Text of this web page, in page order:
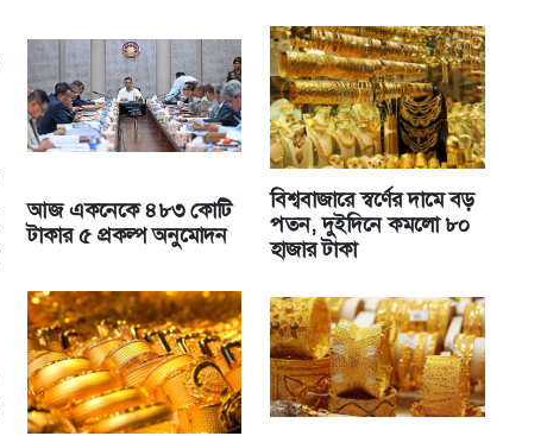
আজ একনেকে ৪৮৩ কোটি
টাকার ৫ প্রকল্প অনুমোদন
বিশ্ববাজারে স্বর্ণের দামে বড়
পতন, দুইদিনে কমলো ৮০
হাজার টাকা